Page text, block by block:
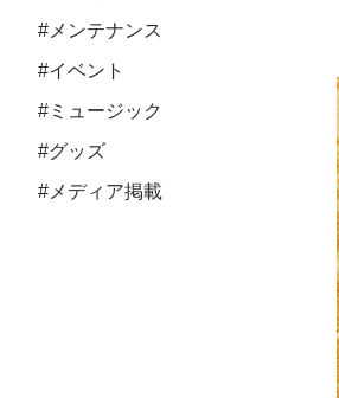
#メンテナンス
#イベント
#ミュージック
#グッズ
#メディア掲載